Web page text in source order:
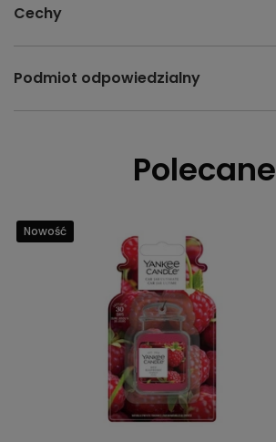
Cechy
Podmiot odpowiedzialny
Polecane
Nowość